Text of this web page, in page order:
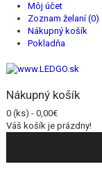
Môj účet
Zoznam želaní (0)
Nákupný košík
Pokladňa
Nákupný košík
0 (ks) - 0,00€
Váš košík je prázdny!